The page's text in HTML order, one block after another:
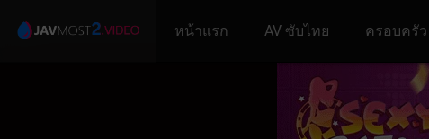
หน้าแรก AV ซับไทย ครอบครัว